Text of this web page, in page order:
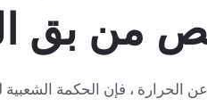
من بق
الحرارة ، فإن الحكمة الشعبية